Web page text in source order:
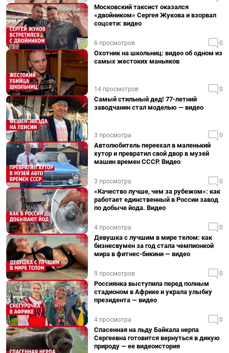
Московский таксист оказался
«двойником» Сергея Жукова и взорвал
соцсети: видео
6 просмотров 0
Охотник на школьниц: видео об одном из
самых жестоких маньяков
14 просмотров 0
Самый стильный дед! 77-летний
заводчанин стал моделью — видео
3 просмотра 0
Автолюбитель переехал в маленький
хутор и превратил свой двор в музей
машин времен СССР. Видео
3 просмотра 0
«Качество лучше, чем за рубежом»: как
работает единственный в России завод
по добыче йода. Видео
4 просмотра 0
Девушка с лучшим в мире телом: как
бизнесвумен за год стала чемпионкой
мира в фитнес-бикини — видео
9 просмотров 0
Россиянка выступила перед полным
стадионом в Африке и украла улыбку
президента — видео
4 просмотра 0
Спасенная на льду Байкала нерпа
Сергеевна готовится вернуться в дикую
природу — ее видеоистория